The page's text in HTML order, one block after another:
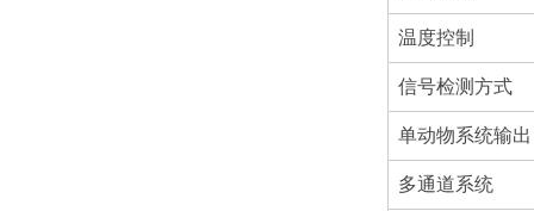
温度控制
信号检测方式
单动物系统输出
多通道系统